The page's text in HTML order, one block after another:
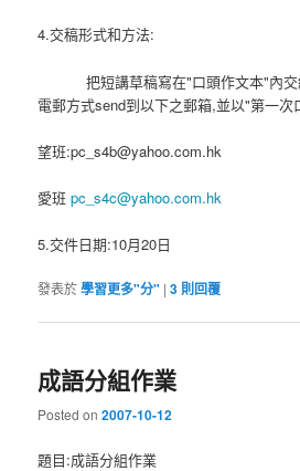
4.交稿形式和方法:
把短講草稿寫在"口頭作文本"內交
電郵方式send到以下之郵箱,並以"第一次
望班:pc_s4b@yahoo.com.hk
愛班pc_s4c@yahoo.com.hk
5.交件日期:10月20日
發表於學習更多"分" |3則回覆
成語分組作業
Posted on2007-10-12
題目:成語分組作業